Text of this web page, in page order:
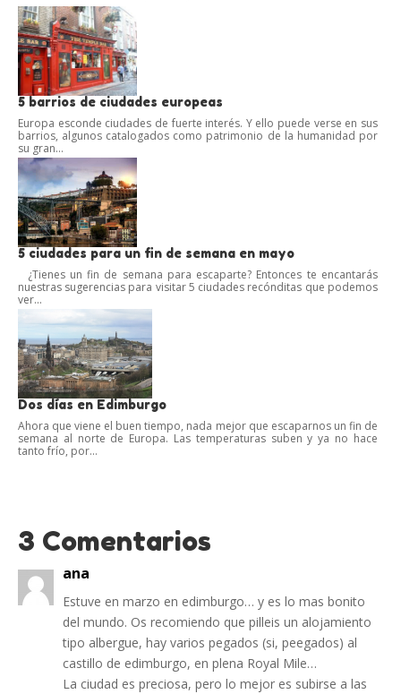
5 barrios de ciudades europeas
Europa esconde ciudades de fuerte interés. Y ello puede verse en sus
barrios, algunos catalogados como patrimonio de la humanidad por
su gran...
5 ciudades para un fin de semana en mayo
¿Tienes un fin de semana para escaparte? Entonces te encantarás
nuestras sugerencias para visitar 5 ciudades recónditas que podemos
ver...
Dos días en Edimburgo
Ahora que viene el buen tiempo, nada mejor que escaparnos un fin de
semana al norte de Europa. Las temperaturas suben y ya no hace
tanto frío, por...
3 Comentarios
ana
Estuve en marzo en edimburgo… y es lo mas bonito
del mundo. Os recomiendo que pilleis un alojamiento
tipo albergue, hay varios pegados (si, peegados) al
castillo de edimburgo, en plena Royal Mile…
La ciudad es preciosa, pero lo mejor es subirse a las